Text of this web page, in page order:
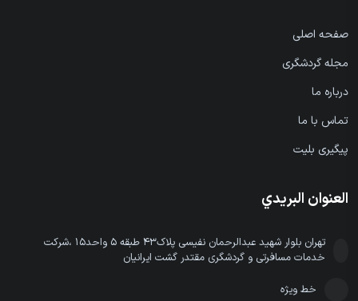
صفحه اصلی
مجله گردشگری
درباره ما
تماس با ما
پیگیری بلیت
العنوان البريدي
تهران بلوار شهید عبدالرحمان نفیسی پلاک43 طبقه 5 واحد15 ،شرکت
خدمات مسافرتی و گردشگری مقتدر گشت ایرانیان
خط ویژه